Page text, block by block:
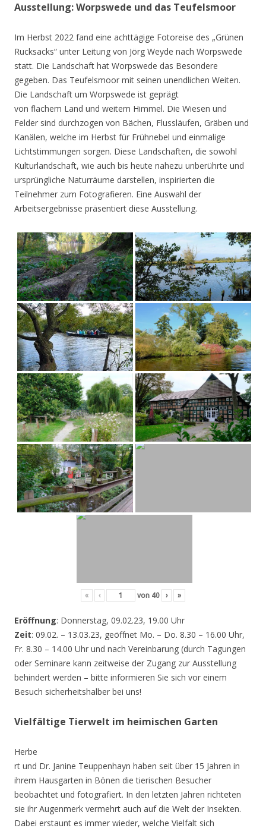
Ausstellung: Worpswede und das Teufelsmoor
Im Herbst 2022 fand eine achttägige Fotoreise des „Grünen
Rucksacks“ unter Leitung von Jörg Weyde nach Worpswede
statt. Die Landschaft hat Worpswede das Besondere
gegeben. Das Teufelsmoor mit seinen unendlichen Weiten.
Die Landschaft um Worpswede ist geprägt
von flachem Land und weitem Himmel. Die Wiesen und
Felder sind durchzogen von Bächen, Flussläufen, Gräben und
Kanälen, welche im Herbst für Frühnebel und einmalige
Lichtstimmungen sorgen. Diese Landschaften, die sowohl
Kulturlandschaft, wie auch bis heute nahezu unberührte und
ursprüngliche Naturräume darstellen, inspirierten die
Teilnehmer zum Fotografieren. Eine Auswahl der
Arbeitsergebnisse präsentiert diese Ausstellung.
« ‹ von 40 › »
Eröffnung: Donnerstag, 09.02.23, 19.00 Uhr
Zeit: 09.02. – 13.03.23, geöffnet Mo. – Do. 8.30 – 16.00 Uhr,
Fr. 8.30 – 14.00 Uhr und nach Vereinbarung (durch Tagungen
oder Seminare kann zeitweise der Zugang zur Ausstellung
behindert werden – bitte informieren Sie sich vor einem
Besuch sicherheitshalber bei uns!
Vielfältige Tierwelt im heimischen Garten
Herbe
rt und Dr. Janine Teuppenhayn haben seit über 15 Jahren in
ihrem Hausgarten in Bönen die tierischen Besucher
beobachtet und fotografiert. In den letzten Jahren richteten
sie ihr Augenmerk vermehrt auch auf die Welt der Insekten.
Dabei erstaunt es immer wieder, welche Vielfalt sich